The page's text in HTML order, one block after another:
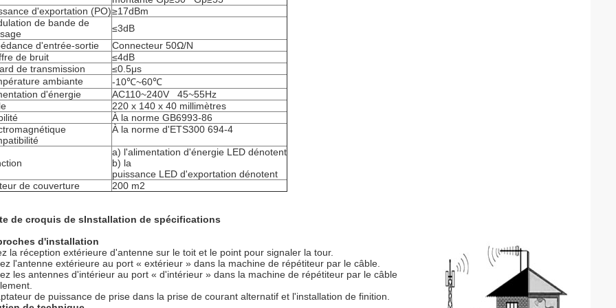
d'exportation (PO)≥17dBm
de bande de
≤3dB
d'entrée-sortie
Connecteur 50Ω/N
de bruit
≤4dB
de transmission
≤0.5μs
ambiante
-10℃~60℃
d'énergie
AC110~240V 45~55Hz
220 x 140 x 40 millimètres
À la norme GB6993-86
À la norme d'ETS300 694-4
a) l'alimentation d'énergie LED dénotent
b) la
puissance LED d'exportation dénotent
de couverture
200 m2
de croquis de sInstallation de spécifications
d'installation
la réception extérieure d'antenne sur le toit et le point pour signaler la tour.
l'antenne extérieure au port « extérieur » dans la machine de répétiteur par le câble.
les antennes d'intérieur au port « d'intérieur » dans la machine de répétiteur par le câble
de puissance de prise dans la prise de courant alternatif et l'installation de finition.